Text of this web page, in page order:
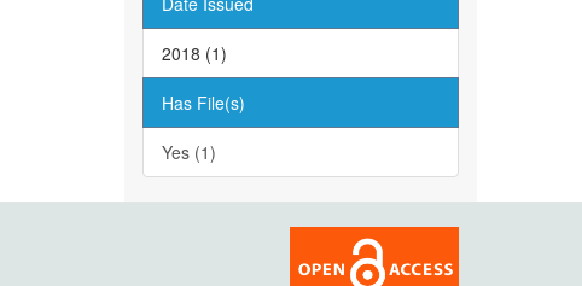
2018 (1)
Has File(s)
Yes (1)